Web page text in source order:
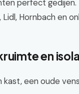
perfect
Hornbach en
en
een oude